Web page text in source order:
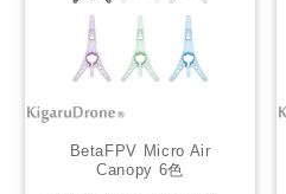
BetaFPV Micro Air
Canopy 6色